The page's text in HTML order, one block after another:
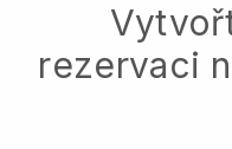
rezervaci